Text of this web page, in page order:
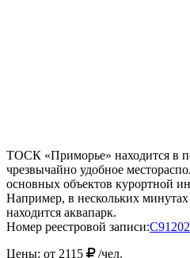
ТОСК «Приморье» находится в
чрезвычайно удобное
основных объектов курортной
Например, в нескольких
находится аквапарк.
Номер реестровой записи:
Цены: от 2115 /чел.